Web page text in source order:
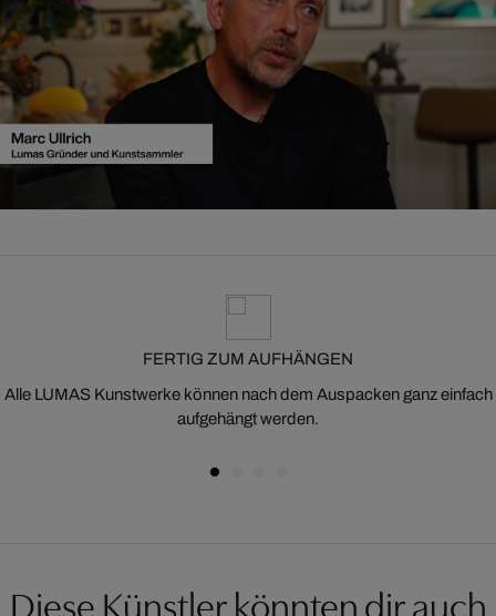
FERTIG ZUM AUFHÄNGEN
Alle LUMAS Kunstwerke können nach dem Auspacken ganz einfach
aufgehängt werden.
Diese Künstler könnten dir auch